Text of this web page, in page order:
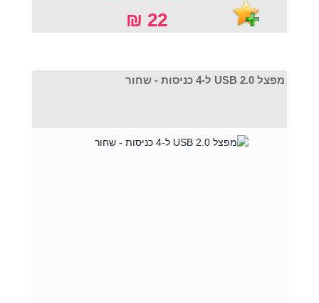
22 ₪
מפצל USB 2.0 ל-4 כניסות - שחור